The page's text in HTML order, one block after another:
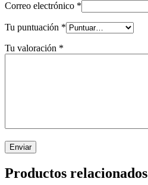
Correo electrónico *
Tu puntuación *
Tu valoración *
Productos relacionados